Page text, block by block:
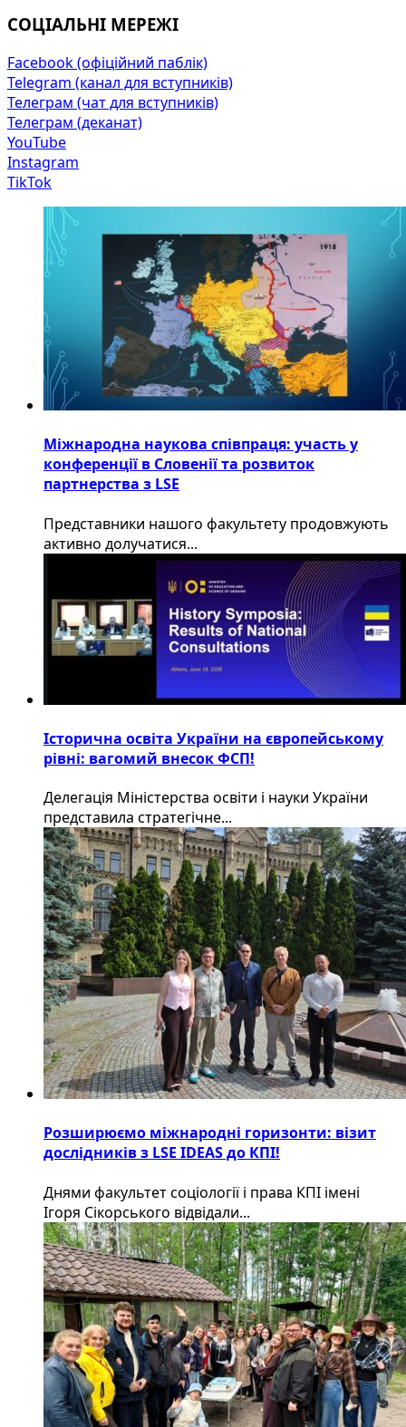
СОЦІАЛЬНІ МЕРЕЖІ
Facebook (офіційний паблік)
Telegram (канал для вступників)
Телеграм (чат для вступників)
Телеграм (деканат)
YouTube
Instagram
TikTok
Міжнародна наукова співпраця: участь у
конференції в Словенії та розвиток
партнерства з LSE
​Представники нашого факультету продовжують
активно долучатися...
Історична освіта України на європейському
рівні: вагомий внесок ФСП!
Делегація Міністерства освіти і науки України
представила стратегічне...
Розширюємо міжнародні горизонти: візит
дослідників з LSE IDEAS до КПІ!
Днями факультет соціології і права КПІ імені
Ігоря Сікорського відвідали...